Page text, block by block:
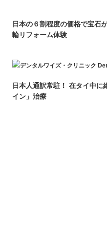
日本の６割程度の価格で宝
輪リフォーム体験
日本人通訳常駐！ 在タイ中に
イン」治療